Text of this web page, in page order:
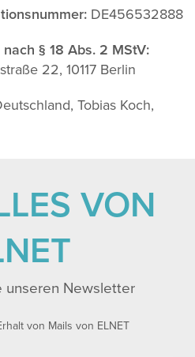
DE456532888
§ 18 Abs. 2 MStV:
22, 10117 Berlin
Tobias Koch,
VON
unseren Newsletter
von Mails von ELNET